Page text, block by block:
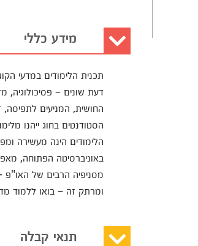
מידע כללי
תכנית הלימודים במדעי
דעת שונים – פסיכולוגיה,
החושית, המניעים
הסטודנטים בחוג ייהנו
הלימודים הינה מעשירה
באוניברסיטה הפתוחה,
מסניפיה הרבים של האו"פ
ומרתק זה – בואו ללמוד
תנאי קבלה